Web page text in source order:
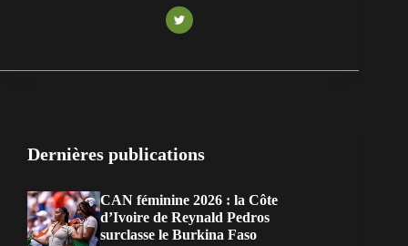
Dernières publications
CAN féminine 2026 : la Côte
d’Ivoire de Reynald Pedros
surclasse le Burkina Faso